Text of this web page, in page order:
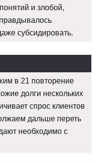
и злобой,
субсидировать.
в 21 повторение
долги нескольких
спрос клиентов
дальше переть
необходимо с